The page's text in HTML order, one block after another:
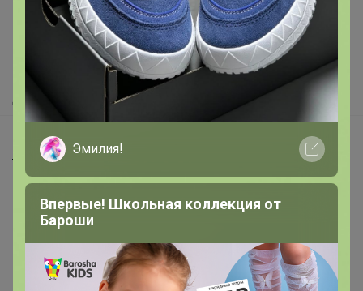
Как здесь все устроено?
Как сделать заказ?
Доставка
Шоурумы
Торговые марки
Наша команда
В наличии
Подарочные сертификаты
Реклама на сайте
Эмилия!
Впервые! Школьная коллекция от
Бароши